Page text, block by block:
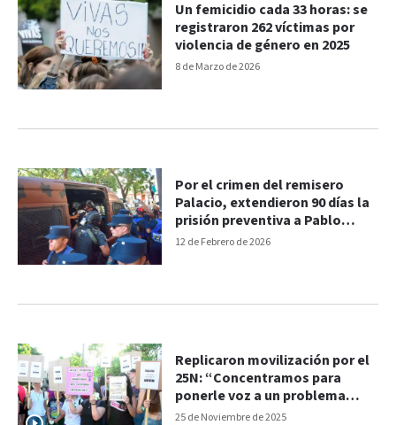
8 de Marzo de 2026
Un femicidio cada 33 horas: se
registraron 262 víctimas por
violencia de género en 2025
12 de Febrero de 2026
Por el crimen del remisero
Palacio, extendieron 90 días la
prisión preventiva a Pablo
Laurta
25 de Noviembre de 2025
Replicaron movilización por el
25N: “Concentramos para
ponerle voz a un problema
sistémico”